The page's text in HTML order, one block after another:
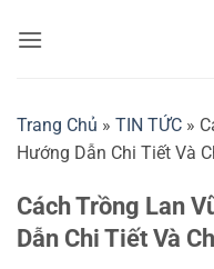
qua
Trang Chủ » TIN TỨC »
Hướng Dẫn Chi Tiết Và
Cách Trồng Lan
Dẫn Chi Tiết Và